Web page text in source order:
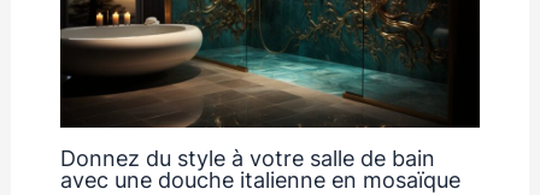
Donnez du style à votre salle de bain
avec une douche italienne en mosaïque